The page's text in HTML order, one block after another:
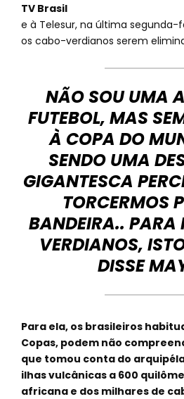
TV Brasil
e à Telesur, na última segunda-
os cabo-verdianos serem
NÃO SOU UMA
FUTEBOL, MAS
À COPA DO
SENDO UMA
GIGANTESCA
TORCERMOS
BANDEIRA..
VERDIANOS,
DISSE
Para ela, os brasileiros
Copas, podem não
que tomou conta do
ilhas vulcânicas a 600
africana e dos milhares de